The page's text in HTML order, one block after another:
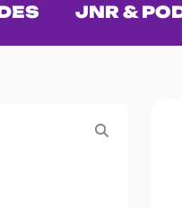
JNR &